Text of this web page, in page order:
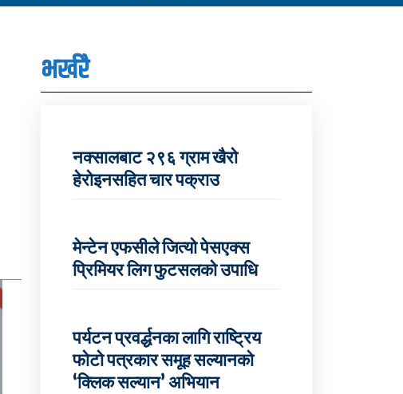
भर्खरै
नक्सालबाट २९६ ग्राम खैरो
हेरोइनसहित चार पक्राउ
मेन्टेन एफसीले जित्यो पेसएक्स
प्रिमियर लिग फुटसलको उपाधि
पर्यटन प्रवर्द्धनका लागि राष्ट्रिय
फोटो पत्रकार समूह सल्यानको
‘क्लिक सल्यान’ अभियान